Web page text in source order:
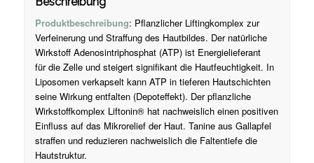
Produktbeschreibung: Pflanzlicher Liftingkomplex zur
Verfeinerung und Straffung des Hautbildes. Der natürliche
Wirkstoff Adenosintriphosphat (ATP) ist Energielieferant
für die Zelle und steigert signifikant die Hautfeuchtigkeit. In
Liposomen verkapselt kann ATP in tieferen Hautschichten
seine Wirkung entfalten (Depoteffekt). Der pflanzliche
Wirkstoffkomplex Liftonin® hat nachweislich einen positiven
Einfluss auf das Mikrorelief der Haut. Tanine aus Gallapfel
straffen und reduzieren nachweislich die Faltentiefe die
Hautstruktur.